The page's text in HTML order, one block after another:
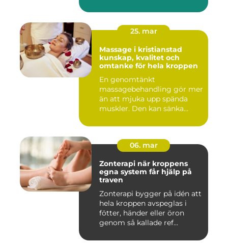
25. mar
Massage i kristianstad
kunskap, kvalitet och
omtanke för hela kroppen
En genomtänkt
massagebehandling gör mer
än att mjuka upp spända
muskler. Den kan sänka
06. mar
Zonterapi när kroppens
egna system får hjälp på
traven
Zonterapi bygger på idén att
hela kroppen avspeglas i
fötter, händer eller öron
genom så kallade ref...